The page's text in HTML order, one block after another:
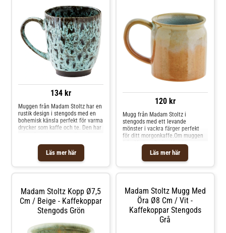
134 kr
Läs mer här
Muggen från Madam Stoltz har en
rustik design i stengods med en
bohemisk känsla perfekt för varma
drycker som kaffe och te. Den har
handtag på sidan. Kombinera
muggen med tallrikar från Madam
Stoltz. Om muggen från Madam
Variationer i utseendet kan
förekomma. Skötselråd för
muggen- Tål diskmaskin.- Tål
mikrovågsugn. Shoppa
Koppar hos Royal Design.
120 kr
Läs mer här
Mugg från Madam Stoltz i
stengods med ett levande
mönster i vackra färger perfekt
för ditt morgonkaffe.Om muggen
muggen med andra delar från
kollektionen från Madam Stoltz.-
Varje artikel är unik och kan
Muggar & Koppar hos Royal
Design.
Madam Stoltz Kopp Ø7,5
Cm / Beige - Kaffekoppar
Stengods Grön
Madam Stoltz Mugg Med
Öra Ø8 Cm / Vit -
Kaffekoppar Stengods
Grå